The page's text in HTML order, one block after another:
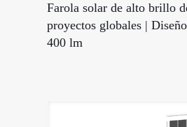
Farola solar de alto brillo
proyectos globales |
400 lm